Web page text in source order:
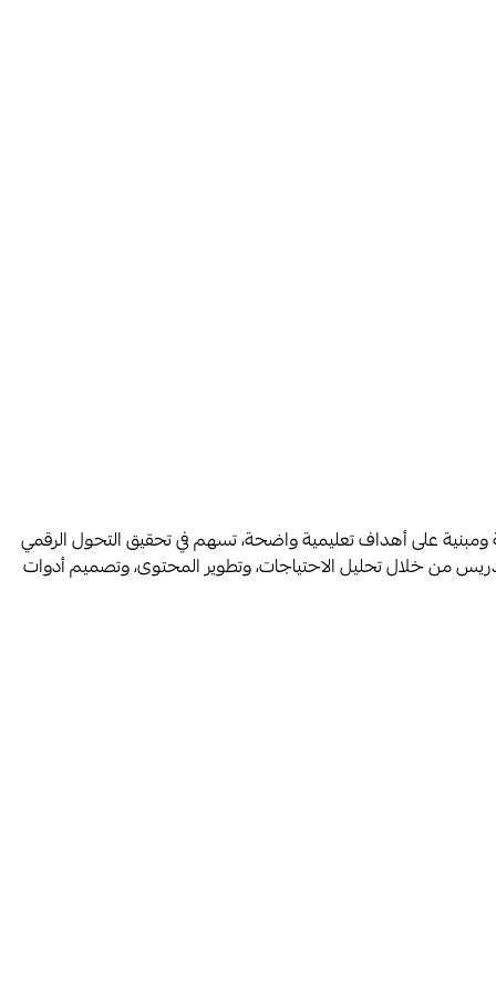
ومبنية على أهداف تعليمية واضحة، تسهم في تحقيق التحول الرقمي
من خلال تحليل الاحتياجات، وتطوير المحتوى، وتصميم أدوات